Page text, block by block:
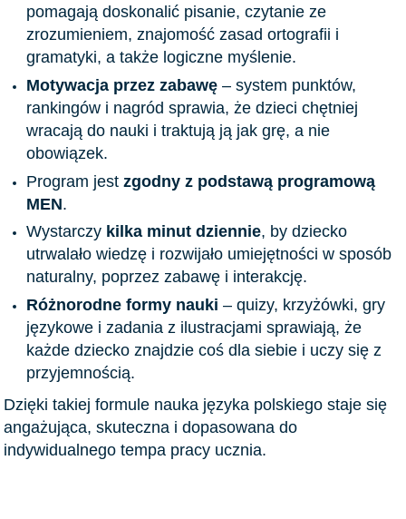
pomagają doskonalić pisanie, czytanie ze
zrozumieniem, znajomość zasad ortografii i
gramatyki, a także logiczne myślenie.
Motywacja przez zabawę – system punktów,
rankingów i nagród sprawia, że dzieci chętniej
wracają do nauki i traktują ją jak grę, a nie
obowiązek.
Program jestzgodny z podstawą programową
MEN.
Wystarczy kilka minut dziennie, by dziecko
utrwalało wiedzę i rozwijało umiejętności w sposób
naturalny, poprzez zabawę i interakcję.
Różnorodne formy nauki – quizy, krzyżówki, gry
językowe i zadania z ilustracjami sprawiają, że
każde dziecko znajdzie coś dla siebie i uczy się z
przyjemnością.
Dzięki takiej formule nauka języka polskiego staje się
angażująca, skuteczna i dopasowana do
indywidualnego tempa pracy ucznia.